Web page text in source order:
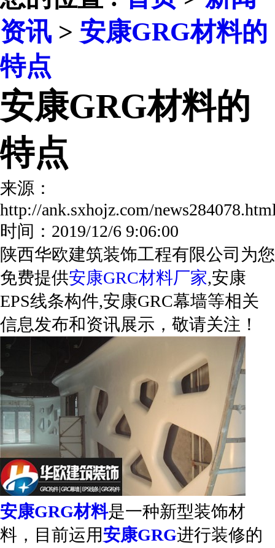
资讯 > 安康GRG材料的
特点
安康GRG材料的
特点
来源：
http://ank.sxhojz.com/
时间：2019/12/6 9:06:00
陕西华欧建筑装饰工程有限公司为您
免费提供安康GRC材料厂家,安康
EPS线条构件,安康GRC幕墙等相关
信息发布和资讯展示，敬请关注！
安康GRG材料是一种新型装饰材
料，目前运用安康GRG进行装修的